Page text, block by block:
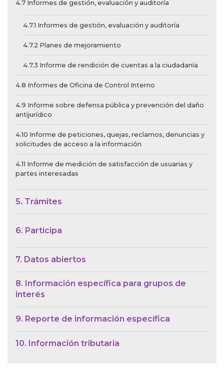
4.7 Informes de gestión, evaluación y auditoría
4.7.1 Informes de gestión, evaluación y auditoría
4.7.2 Planes de mejoramiento
4.7.3 Informe de rendición de cuentas a la ciudadanía
4.8 Informes de Oficina de Control Interno
4.9 Informe sobre defensa pública y prevención del daño
antijurídico
4.10 Informe de peticiones, quejas, reclamos, denuncias y
solicitudes de acceso a la información
4.11 Informe de medición de satisfacción de usuarias y
partes interesadas
5. Trámites
6. Participa
7. Datos abiertos
8. Información específica para grupos de
interés
9. Reporte de información específica
10. Información tributaria